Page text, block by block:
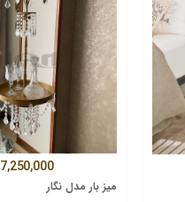
7,250,000
میز بار مدل نگار